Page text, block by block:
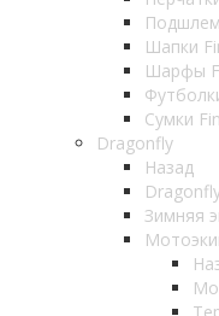
Шапки
Шарфы
Сумки
Dragonfly
Назад
Зимняя